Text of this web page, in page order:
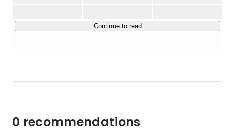
300％の売上成長を実現してきました。
れているEC・D2Cブランドの買収を通して、譲り受けた
Continue to read
0 recommendations